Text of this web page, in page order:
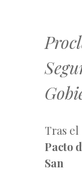
Tras el
Pacto
San